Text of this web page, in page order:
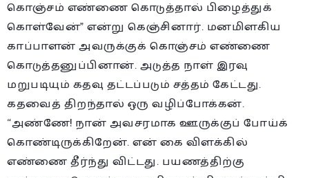
கொஞ்சம் எண்ணை கொடுத்தால் பிழைத்துக்
கொள்வேன்” என்று கெஞ்சினார். மனமிளகிய
காப்பாளன் அவருக்குக் கொஞ்சம் எண்ணை
கொடுத்தனுப்பினான். அடுத்த நாள் இரவு
மறுபடியும் கதவு தட்டப்படும் சத்தம் கேட்டது.
கதவைத் திறந்தால் ஒரு வழிப்போக்கன்.
“அண்ணே! நான் அவசரமாக ஊருக்குப் போய்க்
கொண்டிருக்கிறேன். என் கை விளக்கில்
எண்ணை தீர்ந்து விட்டது. பயணத்திற்கு